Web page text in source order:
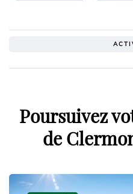
Poursuivez
de